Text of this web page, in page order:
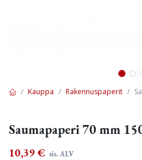
Kauppa Rakennuspaperit
Saumapaperi 70 mm
10,39€ sis. ALV